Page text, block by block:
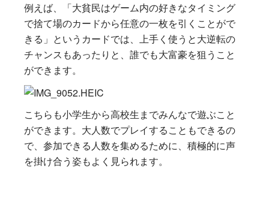
例えば、「大貧民はゲーム内の好きなタイミング
で捨て場のカードから任意の一枚を引くことがで
きる」というカードでは、上手く使うと大逆転の
チャンスもあったりと、誰でも大富豪を狙うこと
ができます。
こちらも小学生から高校生までみんなで遊ぶこと
ができます。大人数でプレイすることもできるの
で、参加できる人数を集めるために、積極的に声
を掛け合う姿もよく見られます。